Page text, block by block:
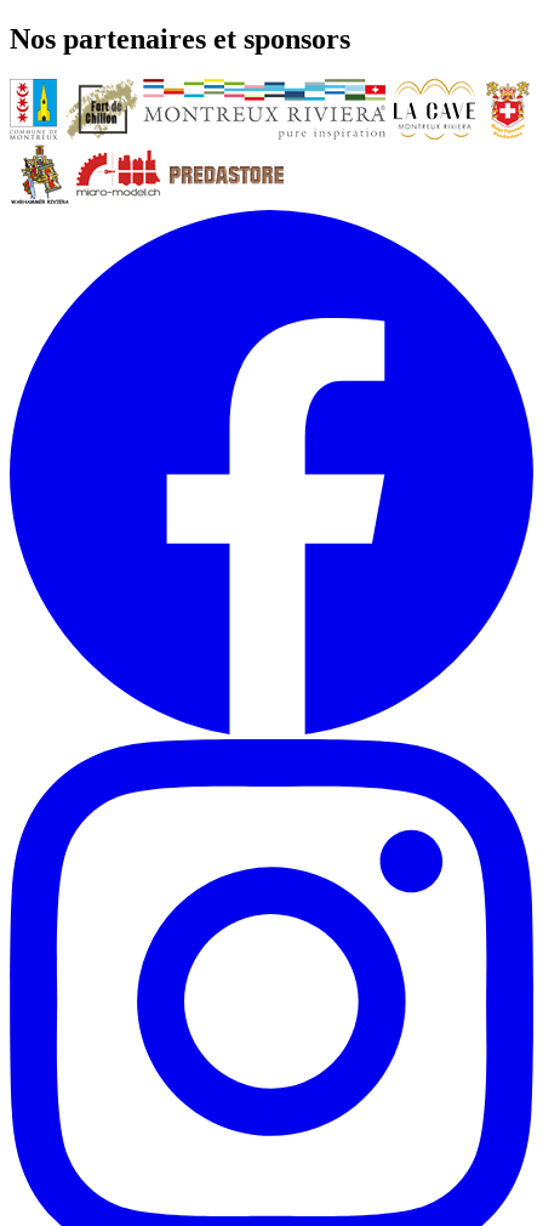
Nos partenaires et sponsors